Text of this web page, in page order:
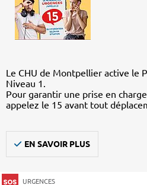
Le CHU de Montpellier active le
Niveau 1.
Pour garantir une prise en
appelez le 15 avant tout
EN SAVOIR PLUS
URGENCES